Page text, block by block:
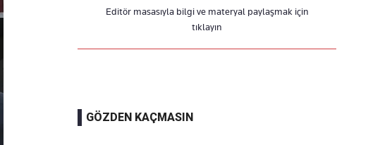
Editör masasıyla bilgi ve materyal paylaşmak için
tıklayın
GÖZDEN KAÇMASIN